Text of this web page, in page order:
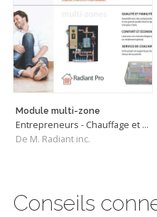
Module multi-zone
Entrepreneurs - Chauffage et Climatisation
De M. Radiant inc.
Conseils